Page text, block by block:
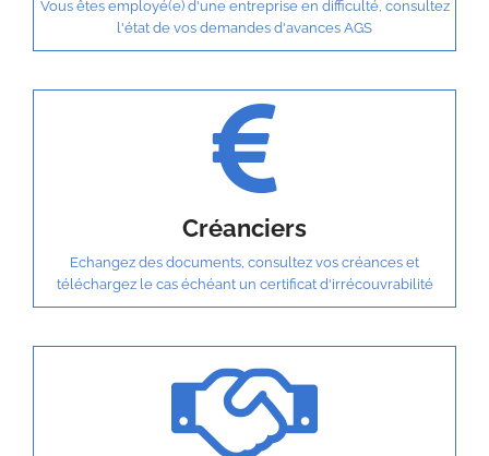
Vous êtes employé(e) d'une entreprise en difficulté, consultez
l'état de vos demandes d'avances AGS
Créanciers
Echangez des documents, consultez vos créances et
téléchargez le cas échéant un certificat d'irrécouvrabilité